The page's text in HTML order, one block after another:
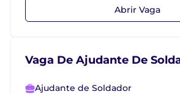
Abrir Vaga
Vaga De Ajudante De
Ajudante de Soldador